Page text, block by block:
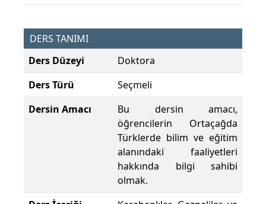
DERS TANIMI
Ders Düzeyi
Doktora
Ders Türü
Seçmeli
Dersin Amacı
Bu dersin amacı,
öğrencilerin Ortaçağda
Türklerde bilim ve eğitim
alanındaki faaliyetleri
hakkında bilgi sahibi
olmak.